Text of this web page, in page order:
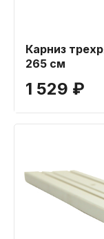
Карниз
265 см
1 529 ₽